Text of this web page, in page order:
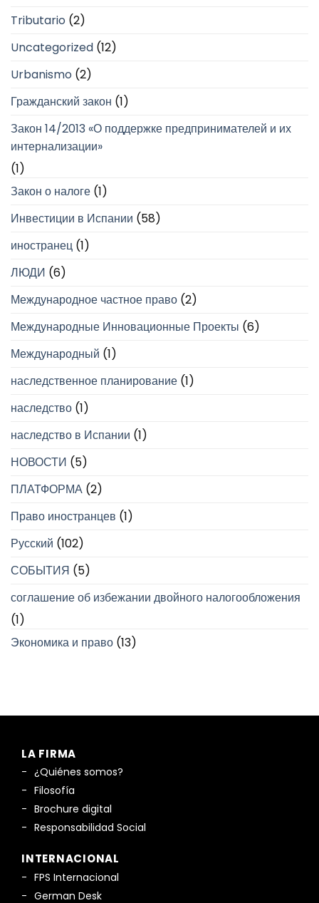
Tributario (2)
Uncategorized (12)
Urbanismo (2)
Гражданский закон (1)
Закон 14/2013 «О поддержке предпринимателей и их
интернализации»
(1)
Закон о налоге (1)
Инвестиции в Испании (58)
иностранец (1)
ЛЮДИ (6)
Международное частное право (2)
Международные Инновационные Проекты (6)
Международный (1)
наследственное планирование (1)
наследство (1)
наследство в Испании (1)
НОВОСТИ (5)
ПЛАТФОРМА (2)
Право иностранцев (1)
Русский (102)
СОБЫТИЯ (5)
соглашение об избежании двойного налогообложения
(1)
Экономика и право (13)
LA FIRMA
¿Quiénes somos?
Filosofía
Brochure digital
Responsabilidad Social
INTERNACIONAL
FPS Internacional
German Desk